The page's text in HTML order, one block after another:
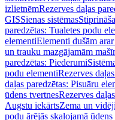
izlietnēmRezerves daļas
GISSienas sistēmas
paredzētas: Tualetes podu
elementiElementi dušām
un trauku mazgājamām
paredzētas: Piederumi
podu elementiRezerves
daļas paredzētas: Pisuāru
ūdens tvertnesRezerves
Augstu iekārtsZema un
podu ārējās skalojamā